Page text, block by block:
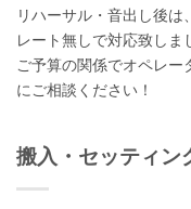
リハーサル・音出し後
レート無しで対応致しま
ご予算の関係でオペレ
にご相談ください！
搬入・セッティン